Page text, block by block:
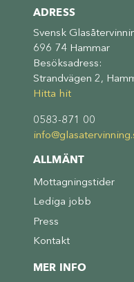
ADRESS
Svensk
696 74 Hammar
Besöksadress:
Strandvägen 2,
Hitta hit
0583-871 00
ALLMÄNT
Mottagningstider
Lediga jobb
Press
Kontakt
MER INFO